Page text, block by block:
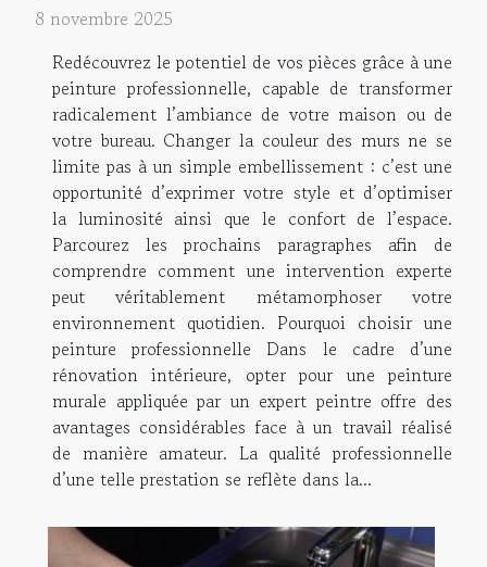
8 novembre 2025
Redécouvrez le potentiel de vos pièces grâce à une
peinture professionnelle, capable de transformer
radicalement l’ambiance de votre maison ou de
votre bureau. Changer la couleur des murs ne se
limite pas à un simple embellissement : c’est une
opportunité d’exprimer votre style et d’optimiser
la luminosité ainsi que le confort de l’espace.
Parcourez les prochains paragraphes afin de
comprendre comment une intervention experte
peut véritablement métamorphoser votre
environnement quotidien. Pourquoi choisir une
peinture professionnelle Dans le cadre d’une
rénovation intérieure, opter pour une peinture
murale appliquée par un expert peintre offre des
avantages considérables face à un travail réalisé
de manière amateur. La qualité professionnelle
d’une telle prestation se reflète dans la...